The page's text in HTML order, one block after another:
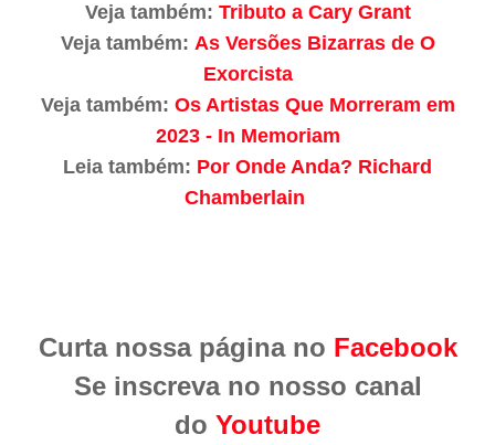
Veja também: Tributo a Cary Grant
Veja também: As Versões Bizarras de O
Exorcista
Veja também: Os Artistas Que Morreram em
2023 - In Memoriam
Leia também: Por Onde Anda? Richard
Chamberlain
Curta nossa página no Facebook
Se inscreva no nosso canal
do Youtube